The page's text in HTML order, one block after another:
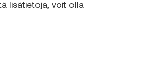
lisätietoja, voit olla